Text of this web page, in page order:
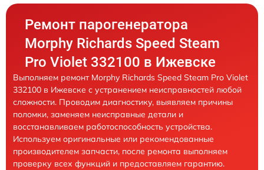
Ремонт парогенератора
Morphy Richards Speed Steam
Pro Violet 332100 в Ижевске
Выполняем ремонт Morphy Richards Speed Steam Pro Violet
332100 в Ижевске с устранением неисправностей любой
сложности. Проводим диагностику, выявляем причины
поломки, заменяем неисправные детали и
восстанавливаем работоспособность устройства.
Используем оригинальные или рекомендованные
производителем запчасти, после ремонта выполняем
проверку всех функций и предоставляем гарантию.